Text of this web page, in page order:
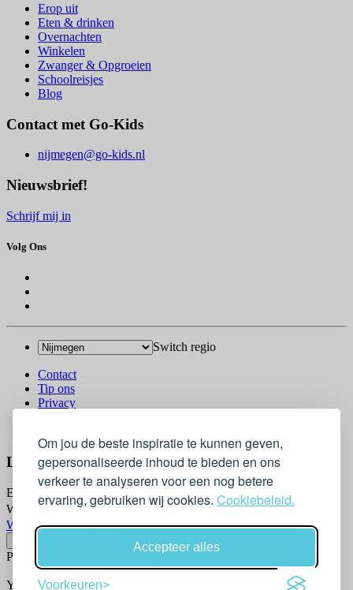
Om jou de beste inspiratie te kunnen geven,
gepersonaliseerde inhoud te bieden en ons
verkeer te analyseren voor een nog betere
ervaring, gebruiken wij cookies. Cookiebeleid.
Accepteer alles
Voorkeuren
Erop uit
Eten & drinken
Overnachten
Winkelen
Zwanger & Opgroeien
Schoolreisjes
Blog
Contact met Go-Kids
nijmegen@go-kids.nl
Nieuwsbrief!
Schrijf mij in
Volg Ons
Switch regio
Contact
Tip ons
Privacy
Log In
Email
Wachtwoord
Wachtwoord vergeten?
Please confirm login email below
You will receive an email containing a link allowing you to reset